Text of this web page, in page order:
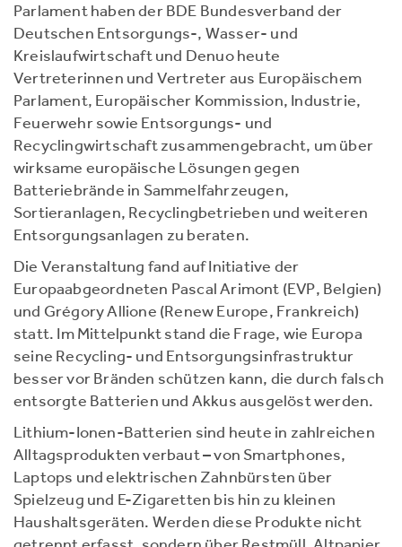
Parlament haben der BDE Bundesverband der
Deutschen Entsorgungs-, Wasser- und
Kreislaufwirtschaft und Denuo heute
Vertreterinnen und Vertreter aus Europäischem
Parlament, Europäischer Kommission, Industrie,
Feuerwehr sowie Entsorgungs- und
Recyclingwirtschaft zusammengebracht, um über
wirksame europäische Lösungen gegen
Batteriebrände in Sammelfahrzeugen,
Sortieranlagen, Recyclingbetrieben und weiteren
Entsorgungsanlagen zu beraten.
Die Veranstaltung fand auf Initiative der
Europaabgeordneten Pascal Arimont (EVP, Belgien)
und Grégory Allione (Renew Europe, Frankreich)
statt. Im Mittelpunkt stand die Frage, wie Europa
seine Recycling- und Entsorgungsinfrastruktur
besser vor Bränden schützen kann, die durch falsch
entsorgte Batterien und Akkus ausgelöst werden.
Lithium-Ionen-Batterien sind heute in zahlreichen
Alltagsprodukten verbaut – von Smartphones,
Laptops und elektrischen Zahnbürsten über
Spielzeug und E-Zigaretten bis hin zu kleinen
Haushaltsgeräten. Werden diese Produkte nicht